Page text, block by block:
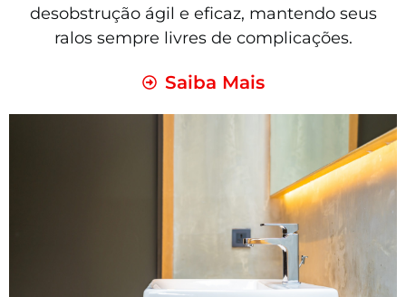
desobstrução ágil e eficaz, mantendo seus
ralos sempre livres de complicações.
Saiba Mais